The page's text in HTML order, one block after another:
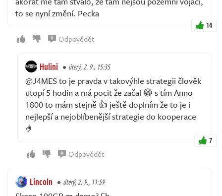
to se nyní změní. Pecka
14
Odpovědět
Hulini úterý, 2. 9., 15:35
@J4MES to je pravda v takovýhle strategii člověk
utopí 5 hodin a má pocit že začal 😁 s tím Anno
1800 to mám stejně 👍 ještě doplním že to je i
nejlepší a nejoblíbenější strategie do kooperace
🤌
7
Odpovědět
Lincoln úterý, 2. 9., 11:59